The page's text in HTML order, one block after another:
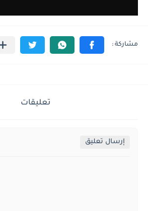
تعليقات
إرسال تعليق